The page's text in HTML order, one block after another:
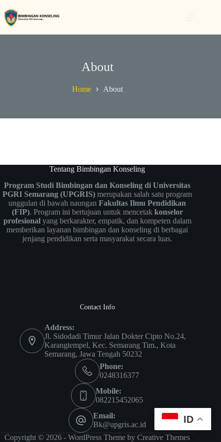
About
Home About
Tentang Bimbingan Konseling
Program Studi Bimbingan dan Konseling di Universitas
PGRI Semarang (UPGRIS) merupakan salah satu program
unggulan di bawah naunganFakultas Ilmu Pendidikan
(FIP). Program ini bertujuan untuk mencetak konselor
profesionalyang berkarakter, empatik, dan kompeten dalam
memberikan layanan bimbingan dan konseling di berbagai
jenjang pendidikan serta masyarakat secara luas.
Contact Info
Address:
Jl. Sidodadi Timur Jalan Dokter Cipto No.24,
Karangtempel, Kec. Semarang Tim., Kota
Semarang, Jawa Tengah 50232
Phone:
0248316377
Mobile:
082215452065
Email:
Bk@upgris.ac.id
Copyright © 2026 - WordPress Theme byCreative Themes
ID